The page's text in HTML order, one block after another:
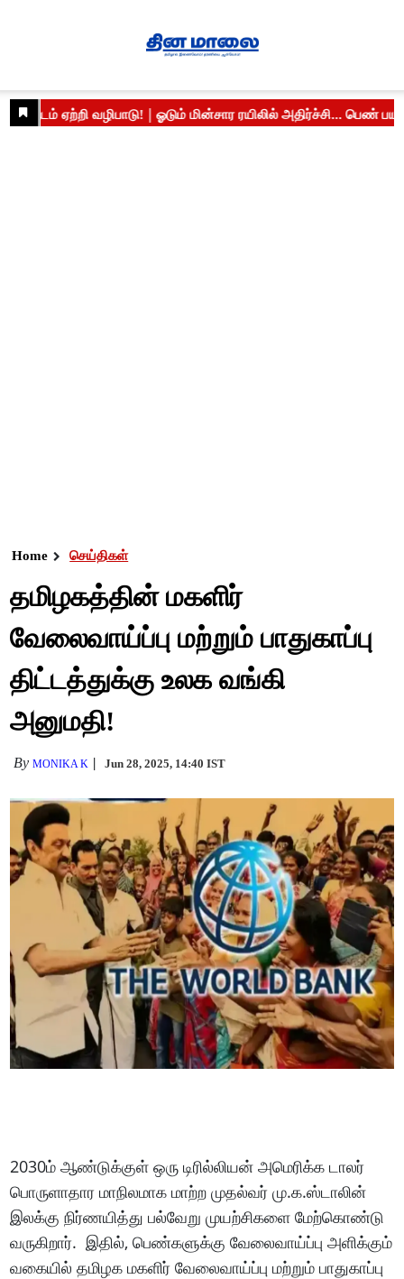
Home செய்திகள்
தமிழகத்தின் மகளிர்
வேலைவாய்ப்பு மற்றும் பாதுகாப்பு
திட்டத்துக்கு உலக வங்கி
அனுமதி!
ByMONIKA K Jun 28, 2025, 14:40 IST
2030ம் ஆண்டுக்குள் ஒரு டிரில்லியன் அமெரிக்க டாலர்
பொருளாதார மாநிலமாக மாற்ற முதல்வர் மு.க.ஸ்டாலின்
இலக்கு நிர்ணயித்து பல்வேறு முயற்சிகளை மேற்கொண்டு
வருகிறார். இதில், பெண்களுக்கு வேலைவாய்ப்பு அளிக்கும்
வகையில் தமிழக மகளிர் வேலைவாய்ப்பு மற்றும் பாதுகாப்பு